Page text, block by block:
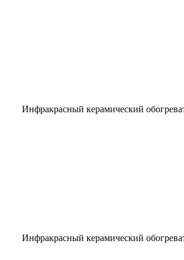
Инфракрасный керамический
Инфракрасный керамический